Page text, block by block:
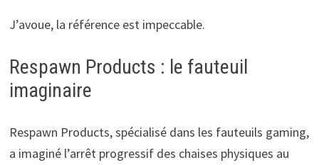
J’avoue, la référence est impeccable.
Respawn Products : le fauteuil
imaginaire
Respawn Products, spécialisé dans les fauteuils gaming,
a imaginé l’arrêt progressif des chaises physiques au